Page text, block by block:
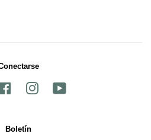
Facebook Instagram
Boletín